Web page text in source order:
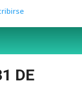
DE